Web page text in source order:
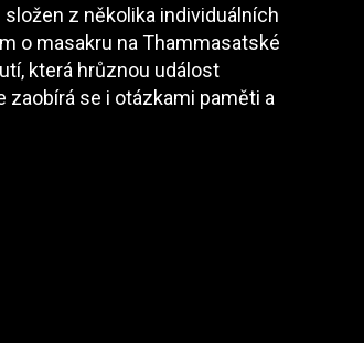
z několika individuálních
o masakru na Thammasatské
která hrůznou událost
zaobírá se i otázkami paměti a